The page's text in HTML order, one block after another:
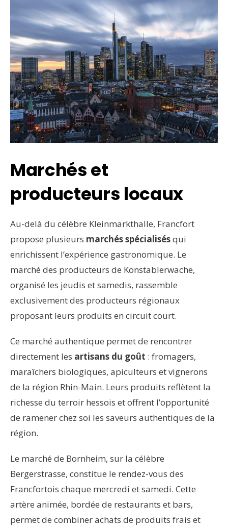
Marchés et
producteurs locaux
Au-delà du célèbre Kleinmarkthalle, Francfort
propose plusieurs marchés spécialisésqui
enrichissent l’expérience gastronomique. Le
marché des producteurs de Konstablerwache,
organisé les jeudis et samedis, rassemble
exclusivement des producteurs régionaux
proposant leurs produits en circuit court.
Ce marché authentique permet de rencontrer
directement les artisans du goût : fromagers,
maraîchers biologiques, apiculteurs et vignerons
de la région Rhin-Main. Leurs produits reflètent la
richesse du terroir hessois et offrent l’opportunité
de ramener chez soi les saveurs authentiques de la
région.
Le marché de Bornheim, sur la célèbre
Bergerstrasse, constitue le rendez-vous des
Francfortois chaque mercredi et samedi. Cette
artère animée, bordée de restaurants et bars,
permet de combiner achats de produits frais et